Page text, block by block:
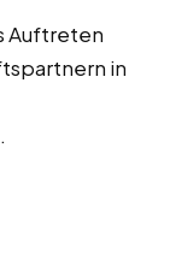
Auftreten
in